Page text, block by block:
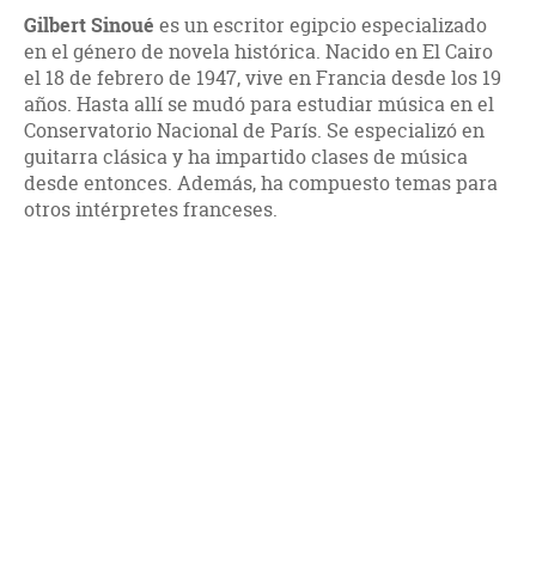
Gilbert Sinoué es un escritor egipcio especializado
en el género de novela histórica. Nacido en El Cairo
el 18 de febrero de 1947, vive en Francia desde los 19
años. Hasta allí se mudó para estudiar música en el
Conservatorio Nacional de París. Se especializó en
guitarra clásica y ha impartido clases de música
desde entonces. Además, ha compuesto temas para
otros intérpretes franceses.